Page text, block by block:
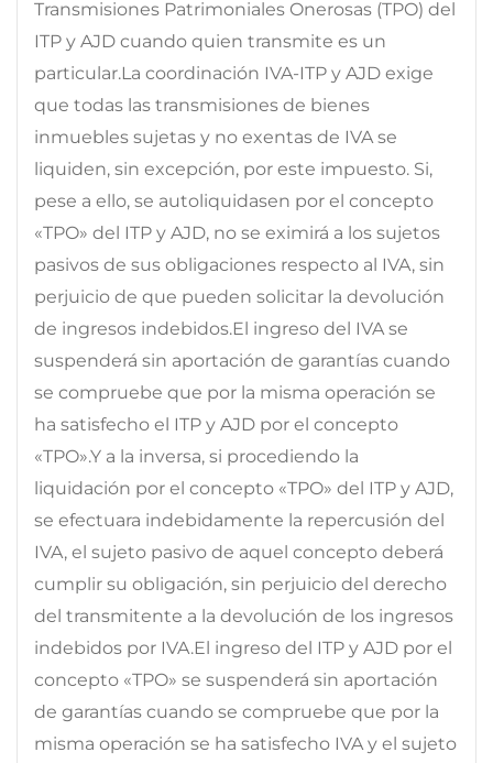
Transmisiones Patrimoniales Onerosas (TPO) del
ITP y AJD cuando quien transmite es un
particular.La coordinación IVA-ITP y AJD exige
que todas las transmisiones de bienes
inmuebles sujetas y no exentas de IVA se
liquiden, sin excepción, por este impuesto. Si,
pese a ello, se autoliquidasen por el concepto
«TPO» del ITP y AJD, no se eximirá a los sujetos
pasivos de sus obligaciones respecto al IVA, sin
perjuicio de que pueden solicitar la devolución
de ingresos indebidos.El ingreso del IVA se
suspenderá sin aportación de garantías cuando
se compruebe que por la misma operación se
ha satisfecho el ITP y AJD por el concepto
«TPO».Y a la inversa, si procediendo la
liquidación por el concepto «TPO» del ITP y AJD,
se efectuara indebidamente la repercusión del
IVA, el sujeto pasivo de aquel concepto deberá
cumplir su obligación, sin perjuicio del derecho
del transmitente a la devolución de los ingresos
indebidos por IVA.El ingreso del ITP y AJD por el
concepto «TPO» se suspenderá sin aportación
de garantías cuando se compruebe que por la
misma operación se ha satisfecho IVA y el sujeto